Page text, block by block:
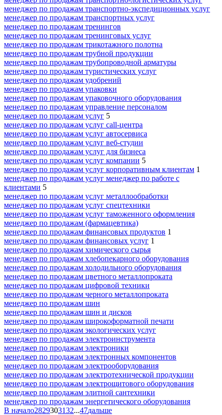
менеджер по продажам транспортно-экспедиционных услуг
менеджер по продажам транспортных услуг
менеджер по продажам тренингов
менеджер по продажам тренинговых услуг
менеджер по продажам трикотажного полотна
менеджер по продажам трубной продукции
менеджер по продажам трубопроводной арматуры
менеджер по продажам туристических услуг
менеджер по продажам удобрений
менеджер по продажам упаковки
менеджер по продажам упаковочного оборудования
менеджер по продажам управление персоналом
менеджер по продажам услуг 5
менеджер по продажам услуг call-центра
менеджер по продажам услуг автосервиса
менеджер по продажам услуг веб-студии
менеджер по продажам услуг для бизнеса
менеджер по продажам услуг компании 5
менеджер по продажам услуг корпоративным клиентам 1
менеджер по продажам услуг менеджер по работе с
клиентами 5
менеджер по продажам услуг металлообработки
менеджер по продажам услуг спецтехники
менеджер по продажам услуг таможенного оформления
менеджер по продажам (фармацевтика)
менеджер по продажам финансовых продуктов 1
менеджер по продажам финансовых услуг 1
менеджер по продажам химического сырья
менеджер по продажам хлебопекарного оборудования
менеджер по продажам холодильного оборудования
менеджер по продажам цветного металлопроката
менеджер по продажам цифровой техники
менеджер по продажам черного металлопроката
менеджер по продажам шин
менеджер по продажам шин и дисков
менеджер по продажам широкоформатной печати
менеджер по продажам экологических услуг
менеджер по продажам электроинструмента
менеджер по продажам электроники
менеджер по продажам электронных компонентов
менеджер по продажам электрооборудования
менеджер по продажам электротехнической продукции
менеджер по продажам электрощитового оборудования
менеджер по продажам элитной сантехники
менеджер по продажам энергетического оборудования
В начало2829303132...47дальше